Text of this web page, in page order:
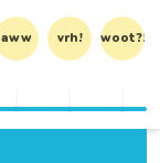
aww vrh! woot?!